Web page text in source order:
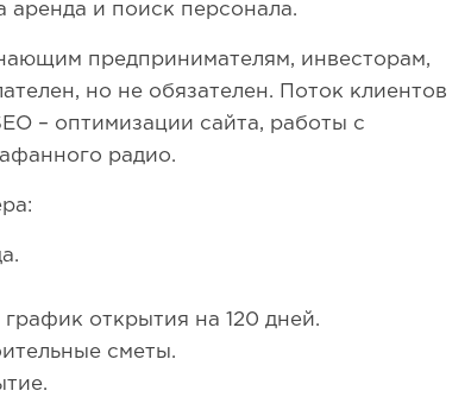
аренда и поиск персонала.
предпринимателям, инвесторам,
но не обязателен. Поток клиентов
– оптимизации сайта, работы с
радио.
открытия на 120 дней.
сметы.